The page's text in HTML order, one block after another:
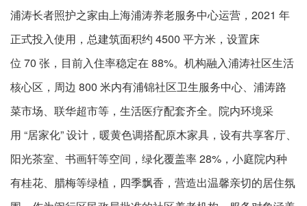
浦涛长者照护之家由上海浦涛养老服务中心运营，2021 年
正式投入使用，总建筑面积约 4500 平方米，设置床
位 70 张，目前入住率稳定在 88%。机构融入浦涛社区生活
核心区，周边 800 米内有浦锦社区卫生服务中心、浦涛路
菜市场、联华超市等，生活医疗配套齐全。院内环境采
用 “居家化” 设计，暖黄色调搭配原木家具，设有共享客厅、
阳光茶室、书画轩等空间，绿化覆盖率 28%，小庭院内种
有桂花、腊梅等绿植，四季飘香，营造出温馨亲切的居住氛